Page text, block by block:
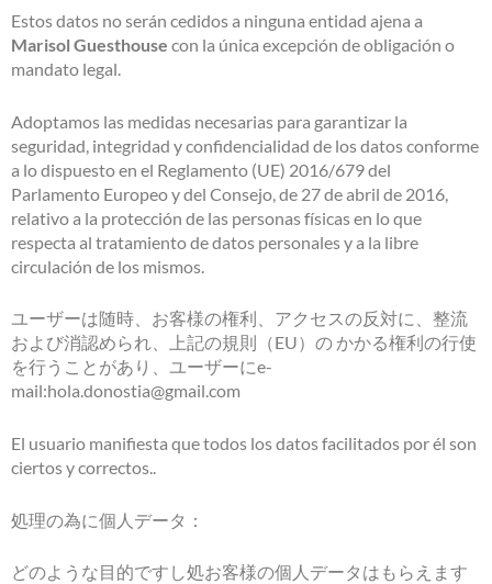
Estos datos no serán cedidos a ninguna entidad ajena a
Marisol Guesthouse con la única excepción de obligación o
mandato legal.
Adoptamos las medidas necesarias para garantizar la
seguridad, integridad y confidencialidad de los datos conforme
a lo dispuesto en el Reglamento (UE) 2016/679 del
Parlamento Europeo y del Consejo, de 27 de abril de 2016,
relativo a la protección de las personas físicas en lo que
respecta al tratamiento de datos personales y a la libre
circulación de los mismos.
ユーザーは随時、お客様の権利、アクセスの反対に、整流
および消認められ、上記の規則（EU）の かかる権利の行使
を行うことがあり、ユーザーにe-
mail:hola.donostia@gmail.com
El usuario manifiesta que todos los datos facilitados por él son
ciertos y correctos..
処理の為に個人データ：
どのような目的ですし処お客様の個人データはもらえます